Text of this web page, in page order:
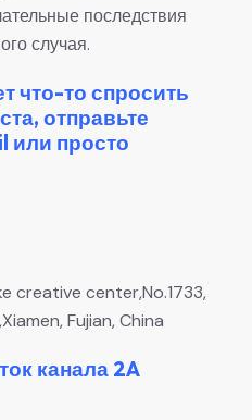
последствия
случая.
что-то спросить
отправьте
или просто
creative center,No.1733,
Fujian, China
канала 2A